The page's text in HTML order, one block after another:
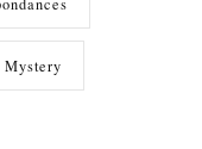
Mystery